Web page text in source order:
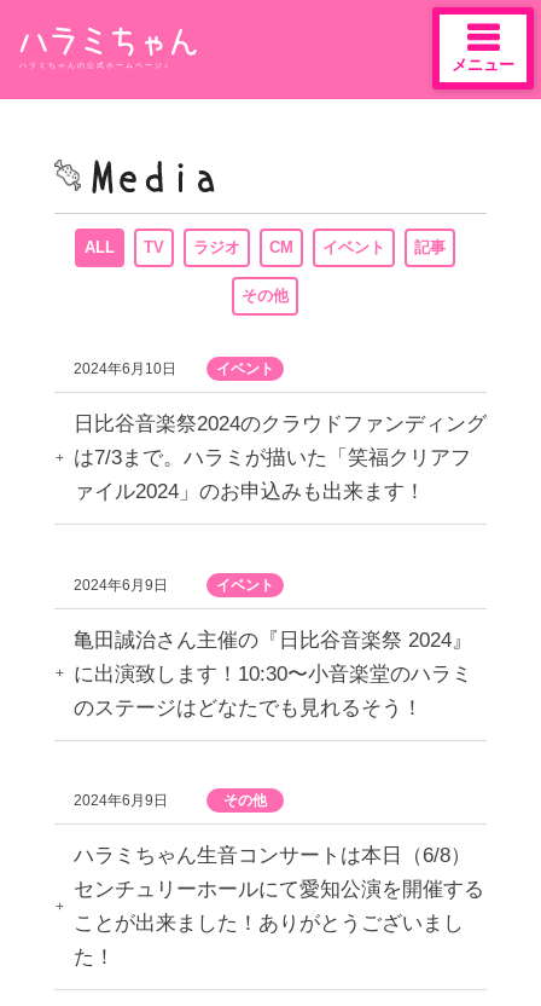
content
ハラミちゃんの公式ホームページ♪ メニュー
ALL TV ラジオ CM イベント 記事
その他
2024年6月10日 イベント
日比谷音楽祭2024のクラウドファンディング
は7/3まで。ハラミが描いた「笑福クリアフ
ァイル2024」のお申込みも出来ます！
2024年6月9日 イベント
亀田誠治さん主催の『日比谷音楽祭 2024』
に出演致します！10:30〜小音楽堂のハラミ
のステージはどなたでも見れるそう！
2024年6月9日 その他
ハラミちゃん生音コンサートは本日（6/8）
センチュリーホールにて愛知公演を開催する
ことが出来ました！ありがとうございまし
た！